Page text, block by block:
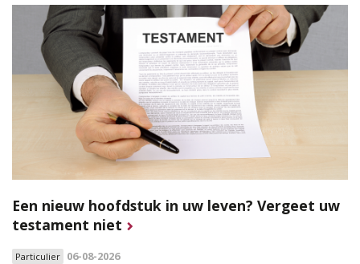
Een nieuw hoofdstuk in uw leven? Vergeet uw
testament niet
Particulier 06-08-2026